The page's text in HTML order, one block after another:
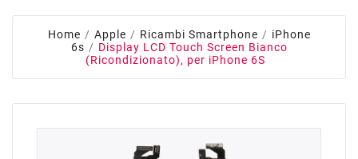
Home Apple Ricambi Smartphone
iPhone
6s
Display LCD Touch Screen Bianco
(Ricondizionato), per iPhone 6S